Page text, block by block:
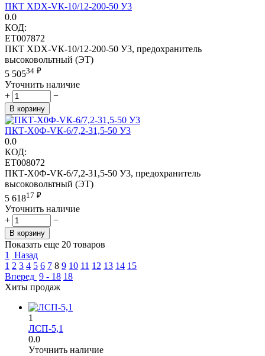
ПКТ ХDХ-VК-10/12-200-50 У3
0.0
КОД:
ET007872
ПКТ ХDХ-VК-10/12-200-50 У3, предохранитель
высоковольтный (ЭТ)
5 50534 ₽
Уточнить наличие
+
−
В корзину
ПКТ-Х0Ф-VК-6/7,2-31,5-50 У3
0.0
КОД:
ET008072
ПКТ-Х0Ф-VК-6/7,2-31,5-50 У3, предохранитель
высоковольтный (ЭТ)
5 61817 ₽
Уточнить наличие
+
−
В корзину
Показать еще 20 товаров
1 Назад
1 2 3 4 5 6 7 8 9 10 11 12 13 14 15
Вперед 9 - 18 18
Хиты продаж
1
ЛСП-5,1
0.0
Уточнить наличие